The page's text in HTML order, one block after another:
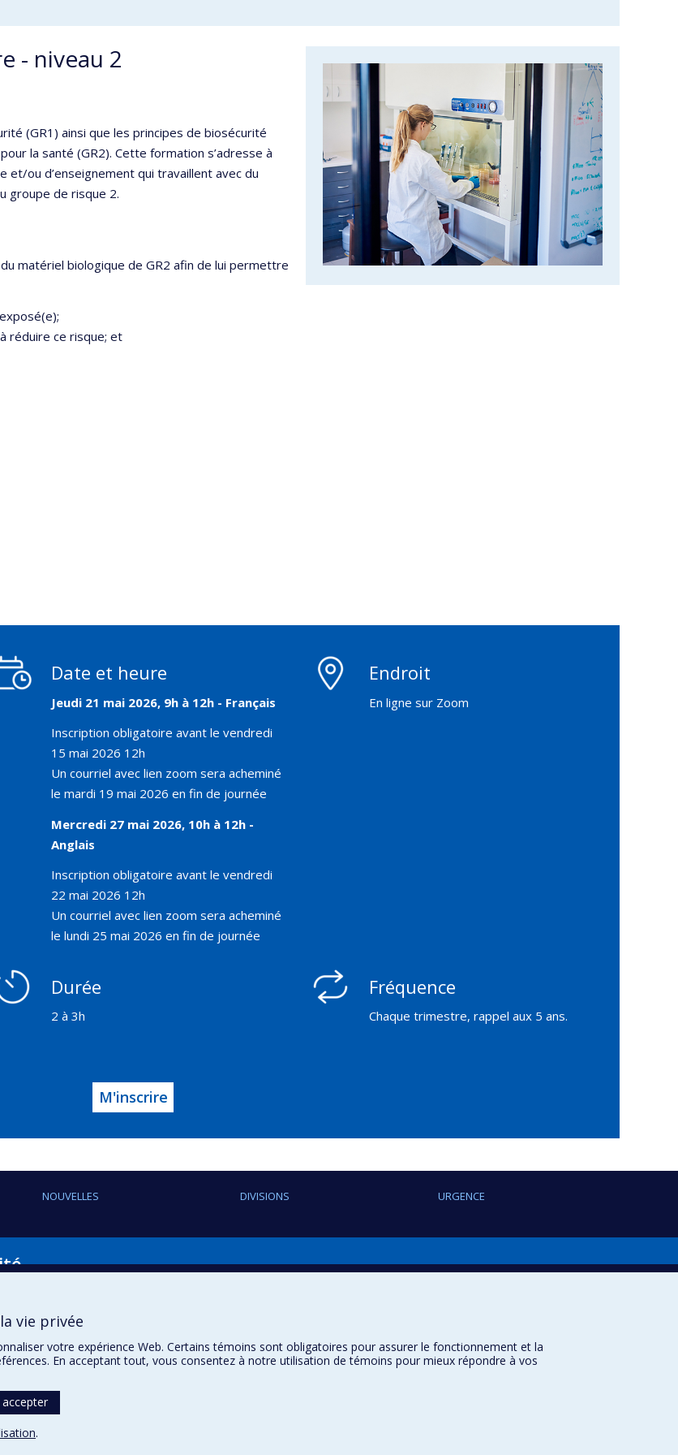
- niveau 2
(GR1) ainsi que les principes de biosécurité
la santé (GR2). Cette formation s’adresse à
ou d’enseignement qui travaillent avec du
groupe de risque 2.
matériel biologique de GR2 afin de lui permettre
réduire ce risque; et
Date et heure
Jeudi 21 mai 2026, 9h à 12h - Français
Inscription obligatoire avant le vendredi
15 mai 2026 12h
Un courriel avec lien zoom sera acheminé
le mardi 19 mai 2026 en fin de journée
Mercredi 27 mai 2026, 10h à 12h -
Anglais
Inscription obligatoire avant le vendredi
22 mai 2026 12h
Un courriel avec lien zoom sera acheminé
le lundi 25 mai 2026 en fin de journée
Endroit
En ligne sur Zoom
Durée
2 à 3h
Fréquence
Chaque trimestre, rappel aux 5 ans.
M'inscrire
NOUVELLES DIVISIONS URGENCE
vie privée
votre expérience Web. Certains témoins sont obligatoires pour assurer le fonctionnement et la
En acceptant tout, vous consentez à notre utilisation de témoins pour mieux répondre à vos
.